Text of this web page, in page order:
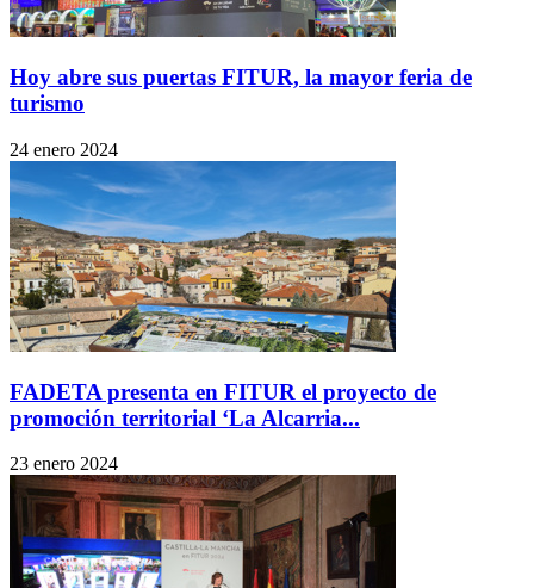
Hoy abre sus puertas FITUR, la mayor feria de
turismo
24 enero 2024
FADETA presenta en FITUR el proyecto de
promoción territorial ‘La Alcarria...
23 enero 2024